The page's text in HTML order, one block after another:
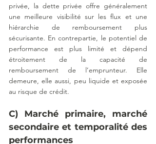
privée, la dette privée offre généralement
une meilleure visibilité sur les flux et une
hiérarchie de remboursement plus
sécurisante. En contrepartie, le potentiel de
performance est plus limité et dépend
étroitement de la capacité de
remboursement de l’emprunteur. Elle
demeure, elle aussi, peu liquide et exposée
au risque de crédit.
C) Marché primaire, marché
secondaire et temporalité des
performances